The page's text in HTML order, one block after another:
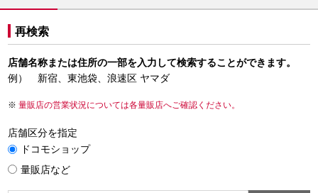
再検索
店舗名称または住所の一部を入力して検索することができます。
例） 新宿、東池袋、浪速区 ヤマダ
量販店の営業状況については各量販店へご確認ください。
店舗区分を指定
ドコモショップ
量販店など